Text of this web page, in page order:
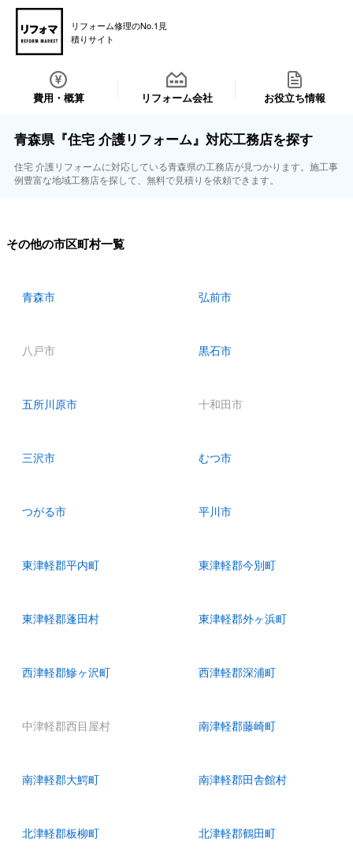
リフォーム修理のNo.1見
積りサイト
費用・概算 リフォーム会社 お役立ち情報
青森県『住宅 介護リフォーム』対応工務店を探す
住宅 介護リフォームに対応している青森県の工務店が見つかります。施工事
例豊富な地域工務店を探して、無料で見積りを依頼できます。
その他の市区町村一覧
青森市 弘前市
八戸市 黒石市
五所川原市 十和田市
三沢市 むつ市
つがる市 平川市
東津軽郡平内町 東津軽郡今別町
東津軽郡蓬田村 東津軽郡外ヶ浜町
西津軽郡鰺ヶ沢町 西津軽郡深浦町
中津軽郡西目屋村 南津軽郡藤崎町
南津軽郡大鰐町 南津軽郡田舎館村
北津軽郡板柳町 北津軽郡鶴田町